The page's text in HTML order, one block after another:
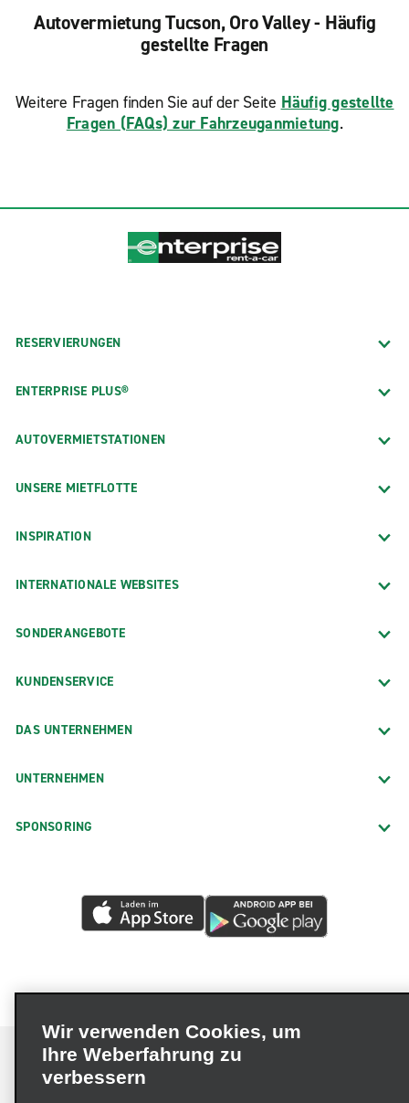
Autovermietung Tucson, Oro Valley - Häufig
gestellte Fragen
Weitere Fragen finden Sie auf der Seite Häufig gestellte
Fragen (FAQs) zur Fahrzeuganmietung.
RESERVIERUNGEN
ENTERPRISE PLUS®
AUTOVERMIETSTATIONEN
UNSERE MIETFLOTTE
INSPIRATION
INTERNATIONALE WEBSITES
SONDERANGEBOTE
KUNDENSERVICE
DAS UNTERNEHMEN
UNTERNEHMEN
SPONSORING
Wir verwenden Cookies, um
Ihre Weberfahrung zu
verbessern